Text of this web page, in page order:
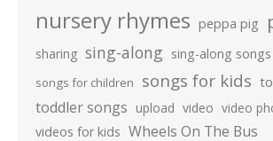
nursery rhymes peppa pig
sharing sing-along sing-along songs
songs for children songs for kids
toddler songs upload video video
videos for kids Wheels On The Bus